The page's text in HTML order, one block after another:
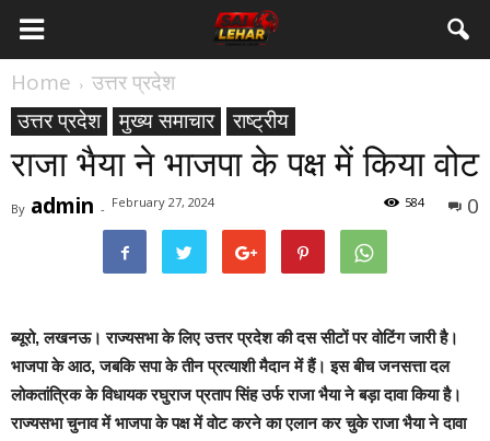
Home
उत्तर प्रदेश
उत्तर प्रदेश
मुख्य समाचार राष्ट्रीय
राजा भैया ने भाजपा के पक्ष में क‍िया वोट
By admin - February 27, 2024 0
584
ब्यूरो, लखनऊ।राज्‍यसभा के लिए उत्तर प्रदेश की दस सीटों पर वोटिंग जारी है।
भाजपा के आठ, जबक‍ि सपा के तीन प्रत्‍याशी मैदान में हैं। इस बीच जनसत्ता दल
लोकतांत्रिक के विधायक रघुराज प्रताप सिंह उर्फ राजा भैया ने बड़ा दावा क‍िया है।
राज्यसभा चुनाव में भाजपा के पक्ष में वोट करने का एलान कर चुके राजा भैया ने दावा